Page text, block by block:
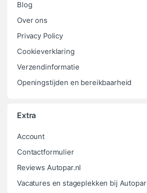
Blog
Over ons
Privacy Policy
Cookieverklaring
Verzendinformatie
Openingstijden en bereikbaarheid
Extra
Account
Contactformulier
Reviews Autopar.nl
Vacatures en stageplekken bij Autopar